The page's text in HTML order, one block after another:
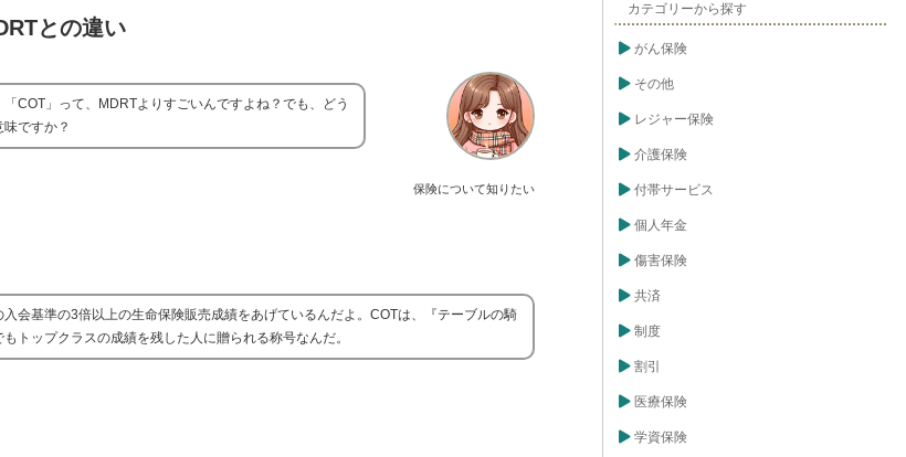
との違い
保険について知りたい
「COT」って、MDRTよりすごいんですよね？でも、どう
味ですか？
会基準の3倍以上の生命保険販売成績をあげているんだよ。COTは、『テーブルの騎
トップクラスの成績を残した人に贈られる称号なんだ。
カテゴリーから探す
がん保険
その他
レジャー保険
介護保険
付帯サービス
個人年金
傷害保険
共済
制度
割引
医療保険
学資保険